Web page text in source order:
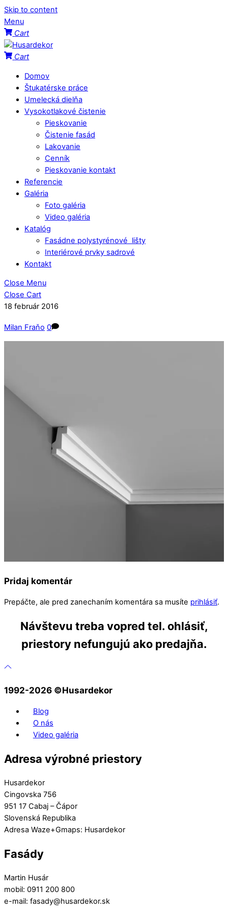
Skip to content
Menu
Cart
Cart
Domov
Štukatérske práce
Umelecká dielňa
Vysokotlakové čistenie
Pieskovanie
Čistenie fasád
Lakovanie
Cenník
Pieskovanie kontakt
Referencie
Galéria
Foto galéria
Video galéria
Katalóg
Fasádne polystyrénové lišty
Interiérové prvky sadrové
Kontakt
Close Menu
Close Cart
18 február 2016
Milan Fraňo 0
Pridaj komentár
Prepáčte, ale pred zanechaním komentára sa musíte prihlásiť.
Návštevu treba vopred tel. ohlásiť,
priestory nefungujú ako predajňa.
1992-2026 ©️Husardekor
Blog
O nás
Video galéria
Adresa výrobné priestory
Husardekor
Cingovska 756
951 17 Cabaj – Čápor
Slovenská Republika
Adresa Waze+Gmaps: Husardekor
Fasády
Martin Husár
mobil: 0911 200 800
e-mail: fasady@husardekor.sk